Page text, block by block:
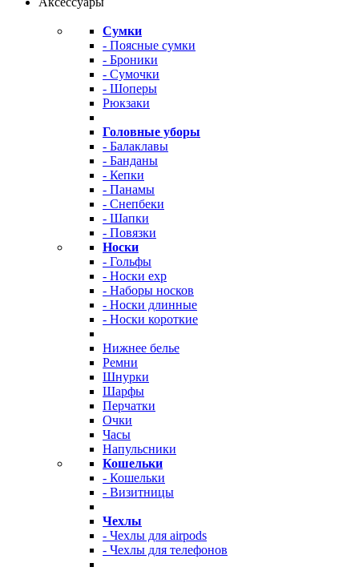
Сумки
- Поясные сумки
- Броники
- Сумочки
- Шоперы
Рюкзаки
Головные уборы
- Балаклавы
- Банданы
- Кепки
- Панамы
- Снепбеки
- Шапки
- Повязки
Носки
- Гольфы
- Носки exp
- Наборы носков
- Носки длинные
- Носки короткие
Нижнее белье
Ремни
Шнурки
Шарфы
Перчатки
Очки
Часы
Напульсники
Кошельки
- Кошельки
- Визитницы
Чехлы
- Чехлы для airpods
- Чехлы для телефонов